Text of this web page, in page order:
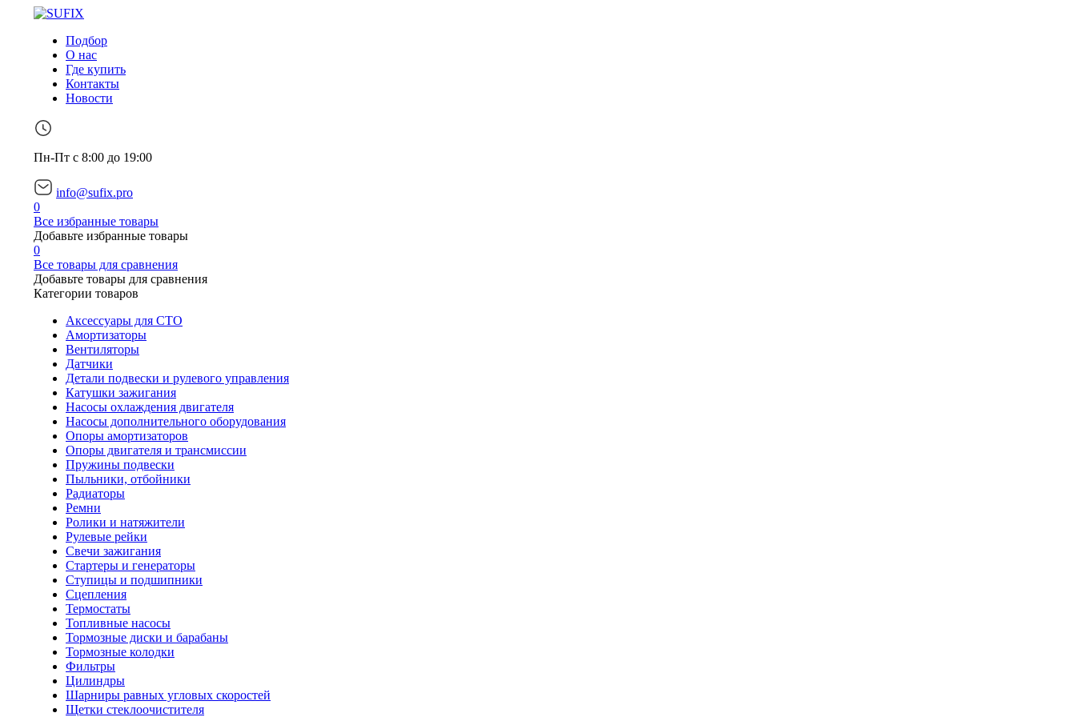
Подбор
О нас
Где купить
Контакты
Новости
Пн-Пт с 8:00 до 19:00
info@sufix.pro
0
Все избранные товары
Добавьте избранные товары
0
Все товары для сравнения
Добавьте товары для сравнения
Категории товаров
Аксессуары для СТО
Амортизаторы
Вентиляторы
Датчики
Детали подвески и рулевого управления
Катушки зажигания
Насосы охлаждения двигателя
Насосы дополнительного оборудования
Опоры амортизаторов
Опоры двигателя и трансмиссии
Пружины подвески
Пыльники, отбойники
Радиаторы
Ремни
Ролики и натяжители
Рулевые рейки
Свечи зажигания
Стартеры и генераторы
Ступицы и подшипники
Сцепления
Термостаты
Топливные насосы
Тормозные диски и барабаны
Тормозные колодки
Фильтры
Цилиндры
Шарниры равных угловых скоростей
Щетки стеклоочистителя